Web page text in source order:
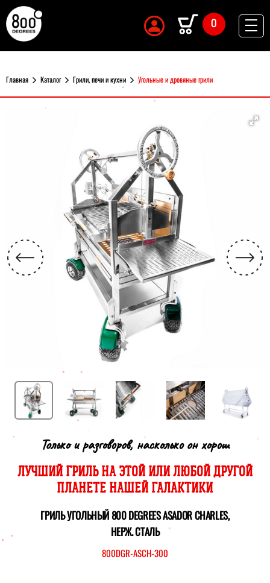
0
Главная Каталог Грили, печи и кухни Угольные и дровяные грили
Только и разговоров, насколько он хорош
ЛУЧШИЙ ГРИЛЬ НА ЭТОЙ ИЛИ ЛЮБОЙ ДРУГОЙ
ПЛАНЕТЕ НАШЕЙ ГАЛАКТИКИ
ГРИЛЬ УГОЛЬНЫЙ 800 DEGREES ASADOR CHARLES,
НЕРЖ. СТАЛЬ
800DGR-ASCH-300